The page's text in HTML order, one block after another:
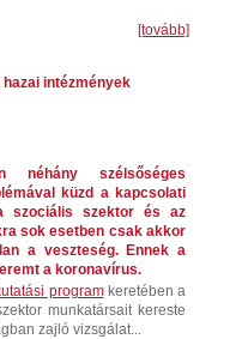
[tovább]
intézmények
szélsőséges
küzd a kapcsolati
szociális szektor és az
sok esetben csak akkor
a veszteség. Ennek a
a koronavírus.
programkeretében a
munkatársait kereste
zajló vizsgálat...